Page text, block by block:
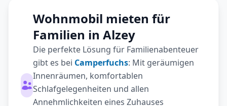
Wohnmobil mieten für
Familien in Alzey
Die perfekte Lösung für Familienabenteuer
gibt es bei Camperfuchs: Mit geräumigen
Innenräumen, komfortablen
Schlafgelegenheiten und allen
Annehmlichkeiten eines Zuhauses